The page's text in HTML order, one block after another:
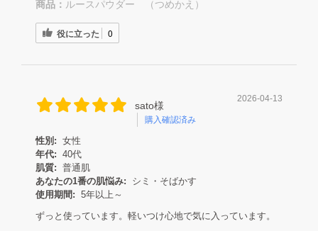
商品： ルースパウダー （つめかえ）
役に立った 0
sato様
購入確認済み
2026-04-13
性別: 女性
年代: 40代
肌質: 普通肌
あなたの1番の肌悩み:
シミ・そばかす
使用期間: 5年以上～
ずっと使っています。軽いつけ心地で気に入っています。